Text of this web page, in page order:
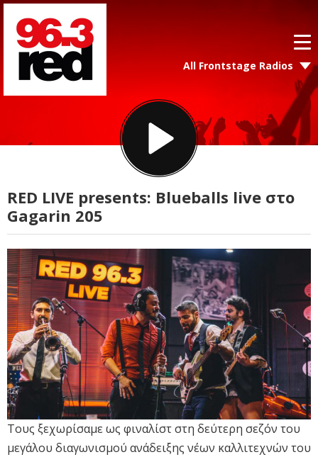
All Frontstage Radios
RED LIVE presents: Blueballs live στο
Gagarin 205
Τους ξεχωρίσαμε ως φιναλίστ στη δεύτερη σεζόν του
μεγάλου διαγωνισμού ανάδειξης νέων καλλιτεχνών του